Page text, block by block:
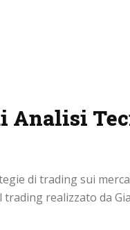
Analisi
di trading sui
realizzato da